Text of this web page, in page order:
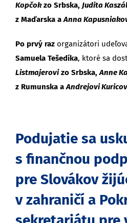
Kopčokzo Srbska, Judita
z Maďarska aAnna
Po prvý raz organizátori
Samuela Tešedíka, ktoré sa
Listmajerovizo Srbska,Anne
z Rumunska aAndrejovi
Podujatie sa
s finančnou
pre Slovákov
v zahraničí a